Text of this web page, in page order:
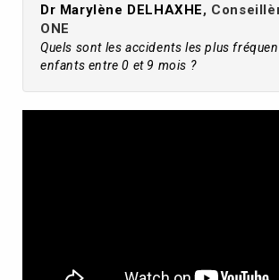
Dr Marylène DELHAXHE,
ONE
Quels sont les accidents les plus
enfants entre 0 et 9 mois ?